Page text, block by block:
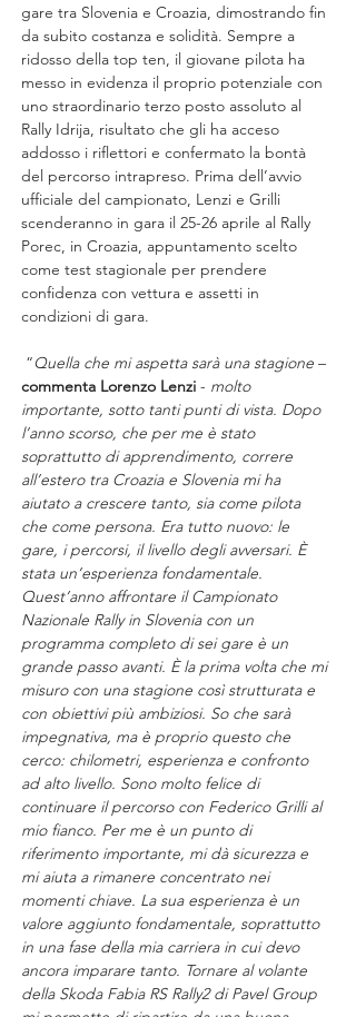
gare tra Slovenia e Croazia, dimostrando fin
da subito costanza e solidità. Sempre a
ridosso della top ten, il giovane pilota ha
messo in evidenza il proprio potenziale con
uno straordinario terzo posto assoluto al
Rally Idrija, risultato che gli ha acceso
addosso i riflettori e confermato la bontà
del percorso intrapreso. Prima dell’avvio
ufficiale del campionato, Lenzi e Grilli
scenderanno in gara il 25-26 aprile al Rally
Porec, in Croazia, appuntamento scelto
come test stagionale per prendere
confidenza con vettura e assetti in
condizioni di gara.
“Quella che mi aspetta sarà una stagione –
commenta Lorenzo Lenzi - molto
importante, sotto tanti punti di vista. Dopo
l’anno scorso, che per me è stato
soprattutto di apprendimento, correre
all’estero tra Croazia e Slovenia mi ha
aiutato a crescere tanto, sia come pilota
che come persona. Era tutto nuovo: le
gare, i percorsi, il livello degli avversari. È
stata un’esperienza fondamentale.
Quest’anno affrontare il Campionato
Nazionale Rally in Slovenia con un
programma completo di sei gare è un
grande passo avanti. È la prima volta che mi
misuro con una stagione così strutturata e
con obiettivi più ambiziosi. So che sarà
impegnativa, ma è proprio questo che
cerco: chilometri, esperienza e confronto
ad alto livello. Sono molto felice di
continuare il percorso con Federico Grilli al
mio fianco. Per me è un punto di
riferimento importante, mi dà sicurezza e
mi aiuta a rimanere concentrato nei
momenti chiave. La sua esperienza è un
valore aggiunto fondamentale, soprattutto
in una fase della mia carriera in cui devo
ancora imparare tanto. Tornare al volante
della Skoda Fabia RS Rally2 di Pavel Group